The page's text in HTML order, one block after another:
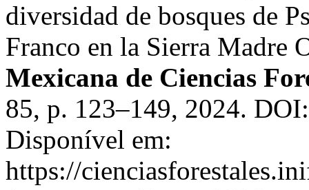
diversidad de bosques de
Franco en la Sierra Madre
Mexicana de Ciencias
85, p. 123–149, 2024.
Disponível em:
https://